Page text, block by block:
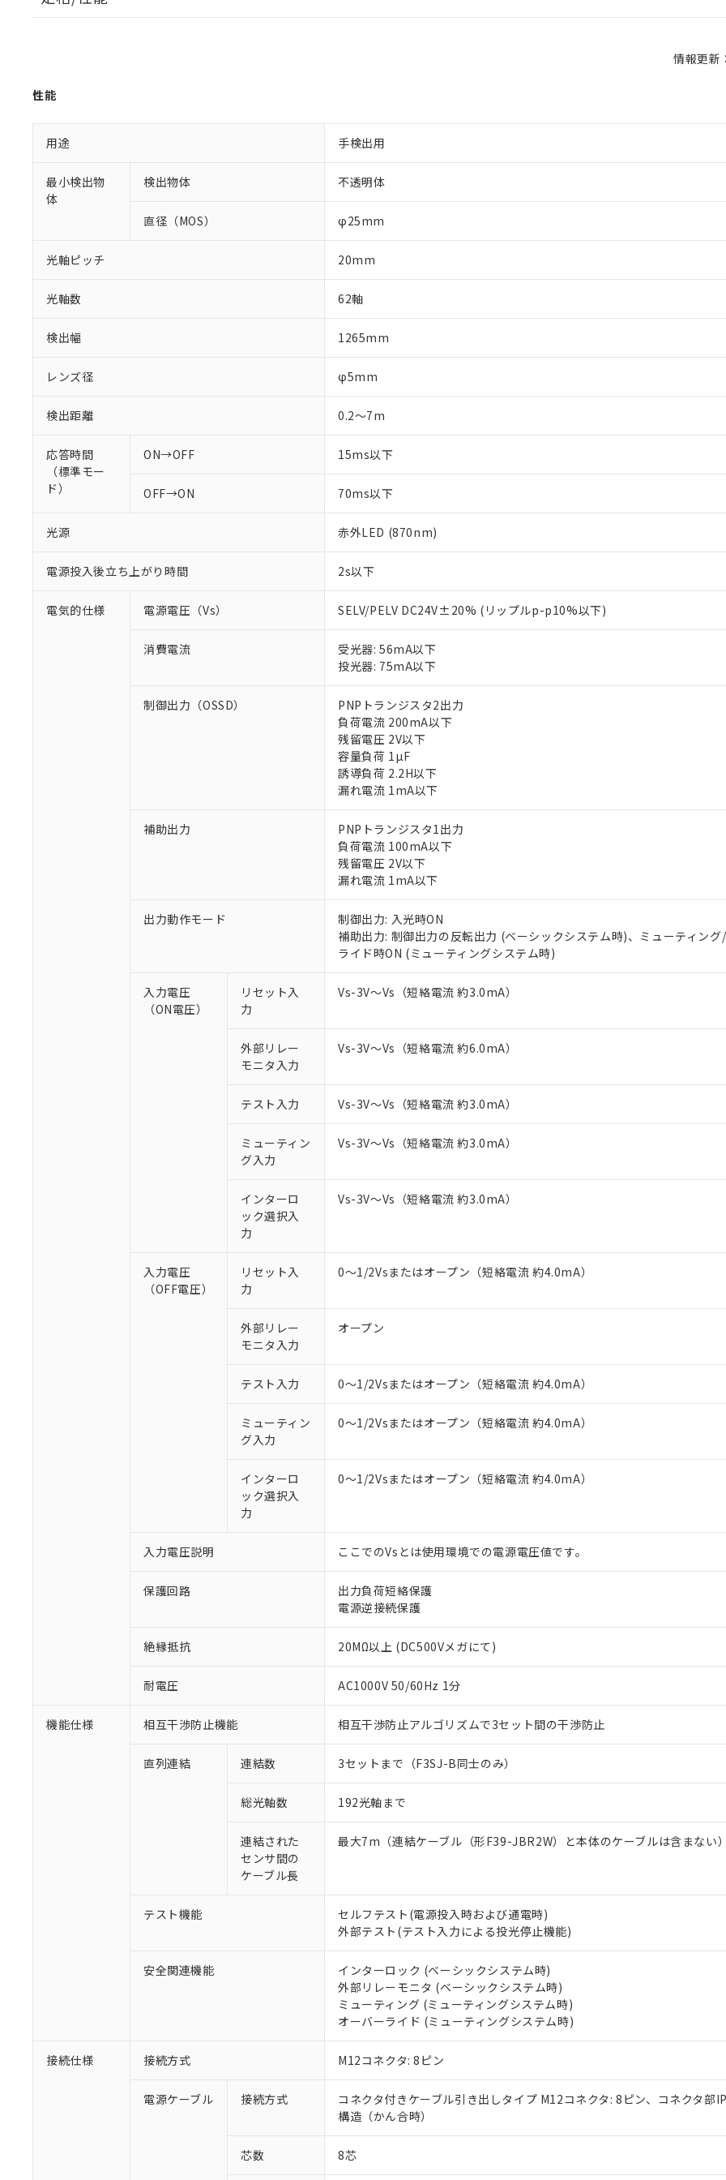
情報更新
性能
用途 手検出用
最小検出物
体
検出物体 不透明体
直径（MOS） φ25mm
光軸ピッチ 20mm
光軸数 62軸
検出幅 1265mm
レンズ径 φ5mm
検出距離 0.2～7m
応答時間
（標準モー
ド）
ON→OFF 15ms以下
OFF→ON 70ms以下
光源 赤外LED (870nm)
電源投入後立ち上がり時間 2s以下
電気的仕様 電源電圧（Vs） SELV/PELV DC24V±20% (リップルp-p10%以下)
消費電流
受光器: 56mA以下
投光器: 75mA以下
制御出力（OSSD）
PNPトランジスタ2出力
負荷電流 200mA以下
残留電圧 2V以下
容量負荷 1µF
誘導負荷 2.2H以下
漏れ電流 1mA以下
補助出力
PNPトランジスタ1出力
負荷電流 100mA以下
残留電圧 2V以下
漏れ電流 1mA以下
出力動作モード
制御出力: 入光時ON
補助出力: 制御出力の反転出力 (ベーシックシステム時)、ミューティング
ライド時ON (ミューティングシステム時)
入力電圧
（ON電圧）
リセット入
力
Vs-3V～Vs（短絡電流 約3.0mA）
外部リレー
モニタ入力
Vs-3V～Vs（短絡電流 約6.0mA）
テスト入力 Vs-3V～Vs（短絡電流 約3.0mA）
ミューティン
グ入力
Vs-3V～Vs（短絡電流 約3.0mA）
インターロ
ック選択入
力
Vs-3V～Vs（短絡電流 約3.0mA）
入力電圧
（OFF電圧）
リセット入
力
0～1/2Vsまたはオープン（短絡電流 約4.0mA）
外部リレー
モニタ入力
オープン
テスト入力 0～1/2Vsまたはオープン（短絡電流 約4.0mA）
ミューティン
グ入力
0～1/2Vsまたはオープン（短絡電流 約4.0mA）
インターロ
ック選択入
力
0～1/2Vsまたはオープン（短絡電流 約4.0mA）
入力電圧説明 ここでのVsとは使用環境での電源電圧値です。
保護回路
出力負荷短絡保護
電源逆接続保護
絶縁抵抗 20MΩ以上 (DC500Vメガにて)
耐電圧 AC1000V 50/60Hz 1分
機能仕様 相互干渉防止機能 相互干渉防止アルゴリズムで3セット間の干渉防止
直列連結 連結数 3セットまで（F3SJ-B同士のみ）
総光軸数 192光軸まで
連結された
センサ間の
ケーブル長
最大7m（連結ケーブル（形F39-JBR2W）と本体のケーブルは含まない）
テスト機能
セルフテスト(電源投入時および通電時)
外部テスト(テスト入力による投光停止機能)
安全関連機能
インターロック (ベーシックシステム時)
外部リレーモニタ (ベーシックシステム時)
ミューティング (ミューティングシステム時)
オーバーライド (ミューティングシステム時)
接続仕様 接続方式 M12コネクタ: 8ピン
電源ケーブル 接続方式
コネクタ付きケーブル引き出しタイプ M12コネクタ: 8ピン、コネクタ部
構造（かん合時）
芯数 8芯
ご利用条件
以下の条件をお読みいただき、同意のうえご利用ください。
くものです。
当社制御機器事業取扱商品の中には、本サービスの対象外となる商品もあることを
在庫状況および標準価格照会結果は、記載している更新日時点での社内データに基
のであり、閲覧された時点での実際の在庫および標準価格とは異なる場合がある
い。
当社販売員にご相談ください。
オムロン制御機器販売店や当社販売拠点は「
マイパーツ機能（部品リスト作成サービス）をご利用いただくには、I-Webメンバ
ている必要があります。
が、当社の製品・サービスに関するお客様との取引・商談に必要な範囲で利用す
さい。
いる法人を指します。
※1 対応状況
対応済み：EU RoHS指令（10物質）の非含有に対応した製品が提供可能な商品です。
対応予定：EU RoHS指令（10物質）の非含有に対応した製品に切り替える予定のある
対応予定なし：EU RoHS指令（10物質）の非含有に非対応の商品で、対応品を出す予
調査・確認中：EU RoHS指令（10物質）の非含有の対応状況を調査中または確認中の商
非該当品：ライセンス料など無形物で、有害物質有無と関係のない商品です。
仕入先様の事情により、非含有部品としていたものが、含有品と判明した場合などやむ
鉛(Pb) 1000ppm以下、 水銀(Hg) 1000ppm以下、 カドミウム(Cd) 100ppm以下、
六価クロム(Cr(Ⅵ)) 1000ppm以下、ポリ臭化ビフェニル類(PBB) 1000ppm以下、ポリ臭化ジフェニルエーテル類
フタル酸ビス(2-エチルヘキシル) (DEHP)(別名：DOP) 1000ppm以下、フタル酸ブチルベンジル（BBP）
ル（DBP） 1000ppm以下、フタル酸ジイソブチル (DIBP) 1000ppm以下
フタル酸エステル類の４物質については閾値を超える意図的な使用がないことを確認しています。
※2 対応予定月
部品在庫の切り替え状況などにより、予定月が前後することがあります。
下記の非含有証明書をダウンロードすることができます。
EU RoHS指令（10物質）の非含有証明書
51物質の非含有証明書（当社基準）
※本証明書は発行日時点で非含有を証明するもので、過去に遡って非含有を証明するも
混在することから備考欄に対応日を記載しておりました。
既に当社にて対応品への在庫切替を完了していることから、特段のことがない限り、
り割愛しております。
※1 中国RoHS○×表
「○」：最大均質材料含有率が中国RoHSの基準値以下であることを示します。
「－」：未確認です。当社販売部門へお問い合わせください。
*中国RoHS10物質の基準値 (GB/T26572)：
Pb(鉛) :1000ppm、 Hg(水銀) : 1000ppm、 Cd(カドミウム) : 100ppm、
Cr(Ⅵ)(六価クロム) : 1000ppm、 PBBs(ポリ臭化ビフェニル類) : 1000ppm、 PBDEs(ポリ臭化ジフェニルエーテ
DBP(フタル酸ジブチル) : 1000ppm、 DIBP(フタル酸ジイソブチル) : 1000ppm、 BBP(フタル酸ブチルベンジル)
DEHP(フタル酸ビス(2-エチルヘキシル)) : 1000ppm
※2 環境保護使用期限
「ｅ」：有害物質（10物質）のすべてが基準値以下であることを示します。
「10」：通常の使用状況下において有害物質が外部に漏えいし、環境に深刻な影響を及
味します。
う）を輸出または国外への提供する場合は、日本国政府の輸出許可(または役務取
などの必要な手続きをとります。
当社は規制貨物を破棄する場合は、完全に破砕するなど、違法に輸出されないよう
当社は貴社製品を、核兵器、ミサイル、化学兵器、生物兵器またはその他武器並び
置等に一切使用いたしません。
当社は、貴社製品を第三者に販売する場合は、上記1、2および3の内容を当該第三
また当社は、販売先および販売に係わる関係者が違法に輸出するおそれがある場
合意する キャンセル
記
号
○ 一定数以上の在庫あり
△ 一定数には満たないが在庫あり
機器販売店・当社販売員にご確認ください)